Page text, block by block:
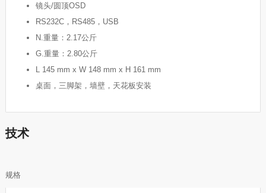
镜头/圆顶OSD
RS232C，RS485，USB
N.重量：2.17公斤
G.重量：2.80公斤
L 145 mm x W 148 mm x H 161 mm
桌面，三脚架，墙壁，天花板安装
技术
规格